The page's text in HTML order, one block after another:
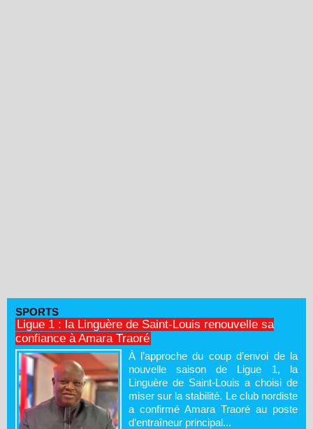
SPORTS
Ligue 1 : la Linguère de Saint-Louis renouvelle sa
confiance à Amara Traoré
À l’approche du coup d’envoi de la
nouvelle saison de Ligue 1, la
Linguère de Saint-Louis a choisi de
miser sur la stabilité. Le club nordiste
a confirmé Amara Traoré au poste
d’entraîneur principal...